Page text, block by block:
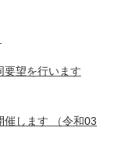
要望を行います
催します （令和03